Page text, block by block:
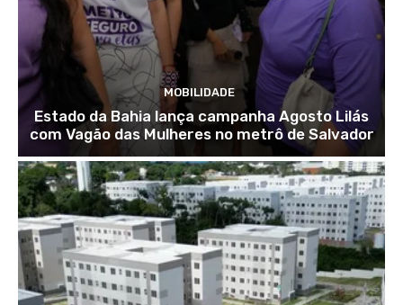
MOBILIDADE
Estado da Bahia lança campanha Agosto Lilás
com Vagão das Mulheres no metrô de Salvador